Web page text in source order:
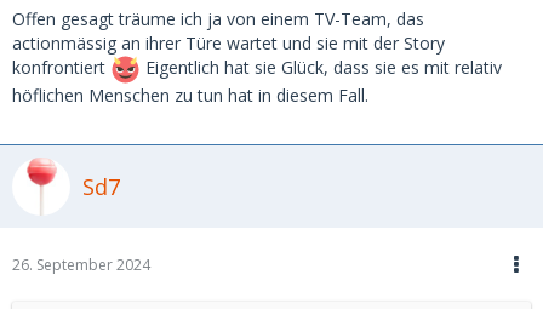
Offen gesagt träume ich ja von einem TV-Team, das
actionmässig an ihrer Türe wartet und sie mit der Story
konfrontiert
Eigentlich hat sie Glück, dass sie es mit relativ
höflichen Menschen zu tun hat in diesem Fall.
Sd7
26. September 2024